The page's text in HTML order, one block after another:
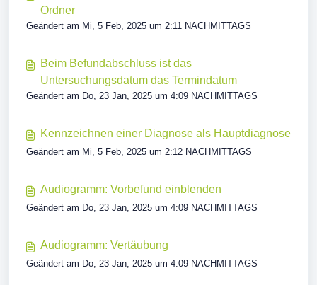
Ordner
Geändert am Mi, 5 Feb, 2025 um 2:11 NACHMITTAGS
Beim Befundabschluss ist das
Untersuchungsdatum das Termindatum
Geändert am Do, 23 Jan, 2025 um 4:09 NACHMITTAGS
Kennzeichnen einer Diagnose als Hauptdiagnose
Geändert am Mi, 5 Feb, 2025 um 2:12 NACHMITTAGS
Audiogramm: Vorbefund einblenden
Geändert am Do, 23 Jan, 2025 um 4:09 NACHMITTAGS
Audiogramm: Vertäubung
Geändert am Do, 23 Jan, 2025 um 4:09 NACHMITTAGS